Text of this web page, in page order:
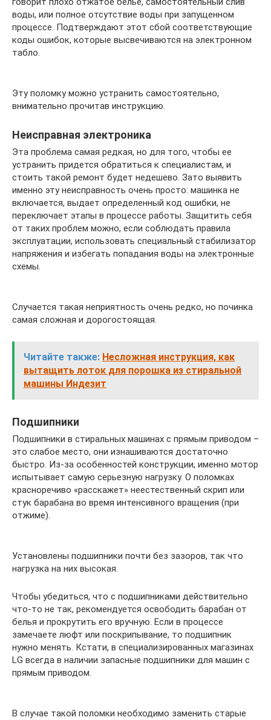
воды, или полное отсутствие воды при запущенном
процессе. Подтверждают этот сбой соответствующие
коды ошибок, которые высвечиваются на электронном
табло.
Эту поломку можно устранить самостоятельно,
внимательно прочитав инструкцию.
Неисправная электроника
Эта проблема самая редкая, но для того, чтобы ее
устранить придется обратиться к специалистам, и
стоить такой ремонт будет недешево. Зато выявить
именно эту неисправность очень просто: машинка не
включается, выдает определенный код ошибки, не
переключает этапы в процессе работы. Защитить себя
от таких проблем можно, если соблюдать правила
эксплуатации, использовать специальный стабилизатор
напряжения и избегать попадания воды на электронные
схемы.
Случается такая неприятность очень редко, но починка
самая сложная и дорогостоящая.
Читайте также: Несложная инструкция, как
вытащить лоток для порошка из стиральной
машины Индезит
Подшипники
Подшипники в стиральных машинах с прямым приводом –
это слабое место, они изнашиваются достаточно
быстро. Из-за особенностей конструкции, именно мотор
испытывает самую серьезную нагрузку. О поломках
красноречиво «расскажет» неестественный скрип или
стук барабана во время интенсивного вращения (при
отжиме).
Установлены подшипники почти без зазоров, так что
нагрузка на них высокая.
Чтобы убедиться, что с подшипниками действительно
что-то не так, рекомендуется освободить барабан от
белья и прокрутить его вручную. Если в процессе
замечаете люфт или поскрипывание, то подшипник
нужно менять. Кстати, в специализированных магазинах
LG всегда в наличии запасные подшипники для машин с
прямым приводом.
В случае такой поломки необходимо заменить старые